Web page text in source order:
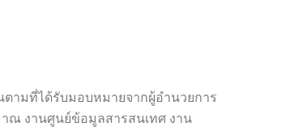
ามที่ได้รับมอบหมายจากผู้อำนวยการ
ณ งานศูนย์ข้อมูลสารสนเทศ งาน